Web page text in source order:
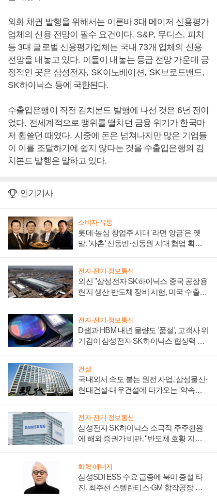
외화 채권 발행을 위해서는 이른바 3대 메이저 신용평가
업체의 신용 전망이 필수 요건이다. S&P, 무디스, 피치
등 3대 글로벌 신용평가업체는 국내 73개 업체의 신용
전망을 내놓고 있다. 이들이 내놓는 등급 전망 가운데 긍
정적인 곳은 삼성전자, SK이노베이션, SK브로드밴드,
SK하이닉스 등에 국한된다.
수출입은행이 직전 김치본드 발행에 나선 것은 6년 전이
었다. 전세계적으로 맹위를 떨치던 금융 위기가 한국마
저 휩쓸던 때였다. 시중에 돈은 넘쳐나지만 많은 기업들
이 이를 조달하기에 쉽지 않다는 것을 수출입은행의 김
치본드 발행은 말하고 있다.
인기기사
소비자·유통
롯데·농심 창업주 시대 '라면 앙금'은 옛
말, '사촌' 신동빈·신동원 시대 협업 확대
전자·전기·정보통신
외신 "삼성전자 SK하이닉스 중국 공장용
현지 생산 반도체 장비 시험, 미국 수출통
전자·전기·정보통신
D램과 HBM 내년 물량도 '품절', 고객사 위
기감이 삼성전자 SK하이닉스 협상력 더
건설
국내외서 속도 붙는 원전 사업, 삼성물산·
현대건설·대우건설에 다가오는 '약속의
전자·전기·정보통신
삼성전자 SK하이닉스 소극적 주주환원
에 해외 증권가 비판, "반도체 호황 지속
화학·에너지
삼성SDI ESS 수요 급증에 북미 증설 타
진, 최주선 스텔란티스·GM 합작공장 건